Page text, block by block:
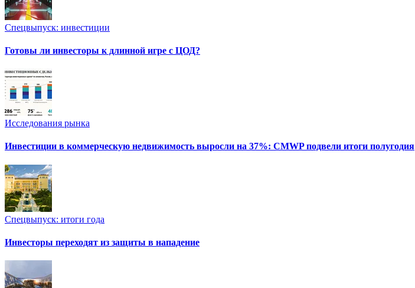
Спецвыпуск: инвестиции
Готовы ли инвесторы к длинной игре с ЦОД?
Исследования рынка
Инвестиции в коммерческую недвижимость выросли на 37%: CMWP подвели итоги полугодия
Спецвыпуск: итоги года
Инвесторы переходят из защиты в нападение